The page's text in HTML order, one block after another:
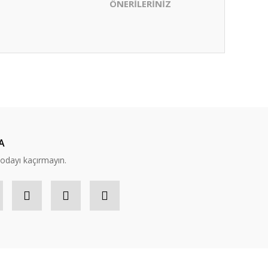
ÖNERİLERİNİZ
kaçırmayın.